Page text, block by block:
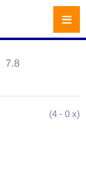
7.8
(4 - 0 x)
≡